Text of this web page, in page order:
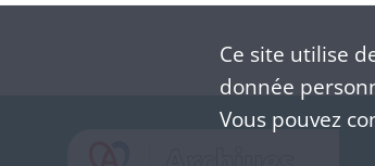
Ce site utilise
donnée
Vous pouvez